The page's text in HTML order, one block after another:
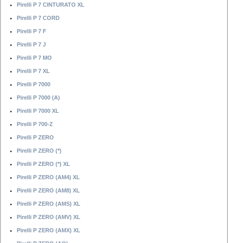
Pirelli P 7 CINTURATO XL
Pirelli P 7 CORD
Pirelli P 7 F
Pirelli P 7 J
Pirelli P 7 MO
Pirelli P 7 XL
Pirelli P 7000
Pirelli P 7000 (A)
Pirelli P 7000 XL
Pirelli P 700-Z
Pirelli P ZERO
Pirelli P ZERO (*)
Pirelli P ZERO (*) XL
Pirelli P ZERO (AM4) XL
Pirelli P ZERO (AM8) XL
Pirelli P ZERO (AMS) XL
Pirelli P ZERO (AMV) XL
Pirelli P ZERO (AMX) XL